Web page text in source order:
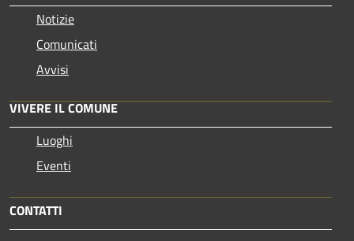
Notizie
Comunicati
Avvisi
VIVERE IL COMUNE
Luoghi
Eventi
CONTATTI